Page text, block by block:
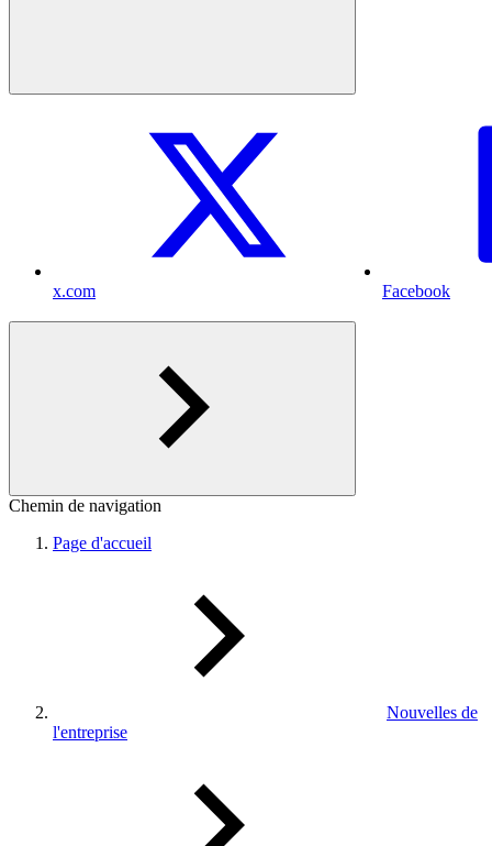
x.com Facebook
Chemin de navigation
Page d'accueil
Nouvelles de
l'entreprise